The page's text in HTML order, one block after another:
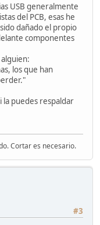
USB generalmente
del PCB, esas he
dañado el propio
componentes
los que han
la puedes respaldar
Cortar es necesario.
#3